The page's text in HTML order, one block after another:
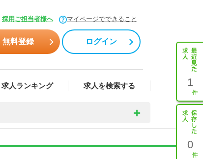
採用ご担当者様へ マイページでできること
無料登録 ログイン
求人ランキング 求人を検索する 1
0